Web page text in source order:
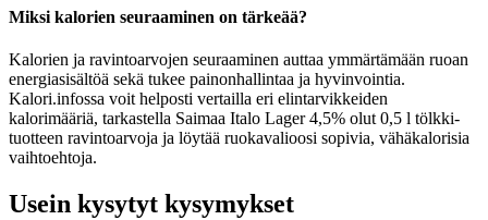
Miksi kalorien seuraaminen on tärkeää?
Kalorien ja ravintoarvojen seuraaminen auttaa ymmärtämään ruoan
energiasisältöä sekä tukee painonhallintaa ja hyvinvointia.
Kalori.infossa voit helposti vertailla eri elintarvikkeiden
kalorimääriä, tarkastella Saimaa Italo Lager 4,5% olut 0,5 l tölkki-
tuotteen ravintoarvoja ja löytää ruokavalioosi sopivia, vähäkalorisia
vaihtoehtoja.
Usein kysytyt kysymykset